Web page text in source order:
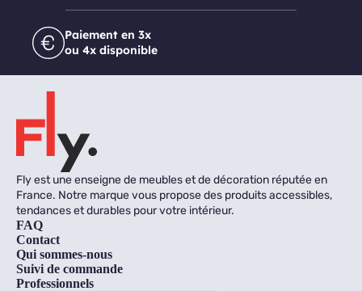
Paiement en 3x
ou 4x disponible
Fly est une enseigne de meubles et de décoration réputée en
France. Notre marque vous propose des produits accessibles,
tendances et durables pour votre intérieur.
FAQ
Contact
Qui sommes-nous
Suivi de commande
Professionnels